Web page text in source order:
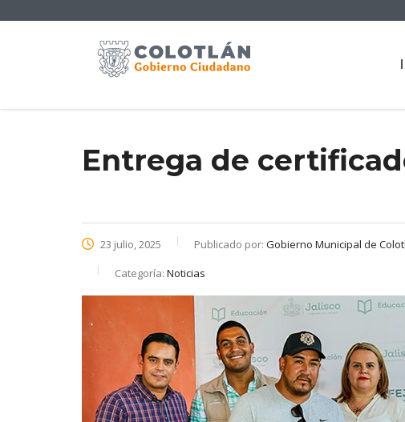
Entrega de
23 julio, 2025 Publicado por: Gobierno Municipal de
Categoría: Noticias